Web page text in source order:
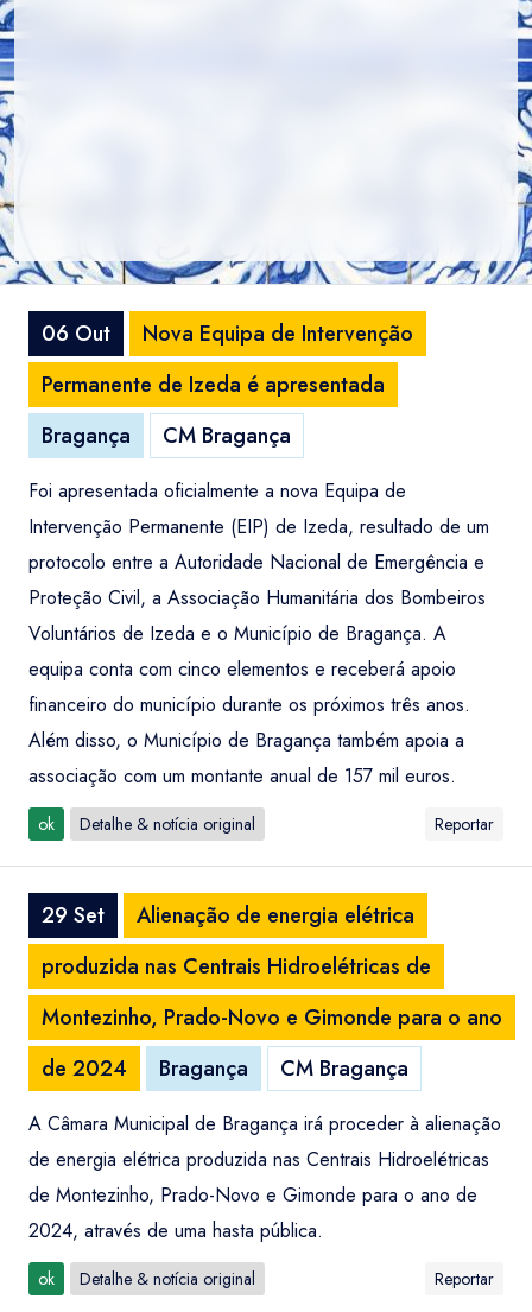
06 Out
Nova Equipa de Intervenção
Permanente de Izeda é apresentada
Bragança
CM Bragança
Foi apresentada oficialmente a nova Equipa de
Intervenção Permanente (EIP) de Izeda, resultado de um
protocolo entre a Autoridade Nacional de Emergência e
Proteção Civil, a Associação Humanitária dos Bombeiros
Voluntários de Izeda e o Município de Bragança. A
equipa conta com cinco elementos e receberá apoio
financeiro do município durante os próximos três anos.
Além disso, o Município de Bragança também apoia a
associação com um montante anual de 157 mil euros.
ok Detalhe & notícia original Reportar
29 Set
Alienação de energia elétrica
produzida nas Centrais Hidroelétricas de
Montezinho, Prado-Novo e Gimonde para o ano
de 2024
Bragança CM Bragança
A Câmara Municipal de Bragança irá proceder à alienação
de energia elétrica produzida nas Centrais Hidroelétricas
de Montezinho, Prado-Novo e Gimonde para o ano de
2024, através de uma hasta pública.
ok Detalhe & notícia original Reportar